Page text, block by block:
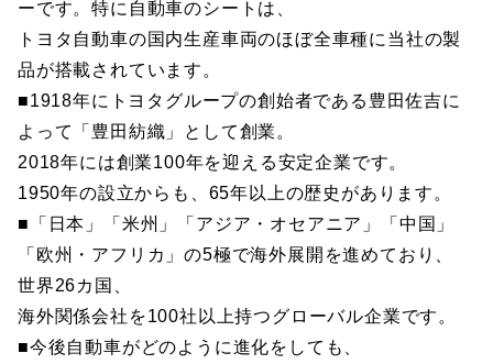
ーです。特に自動車のシートは、
トヨタ自動車の国内生産車両のほぼ全車種に当社の製
品が搭載されています。
■1918年にトヨタグループの創始者である豊田佐吉に
よって「豊田紡織」として創業。
2018年には創業100年を迎える安定企業です。
1950年の設立からも、65年以上の歴史があります。
■「日本」「米州」「アジア・オセアニア」「中国」
「欧州・アフリカ」の5極で海外展開を進めており、
世界26カ国、
海外関係会社を100社以上持つグローバル企業です。
■今後自動車がどのように進化をしても、